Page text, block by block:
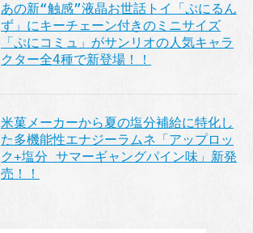
あの新“触感”液晶お世話トイ「ぷにるん
ず」にキーチェーン付きのミニサイズ
「ぷにコミュ」がサンリオの人気キャラ
クター全4種で新登場！！
米菓メーカーから夏の塩分補給に特化し
た多機能性エナジーラムネ「アップロッ
ク+塩分 サマーギャングパイン味」新発
売！！